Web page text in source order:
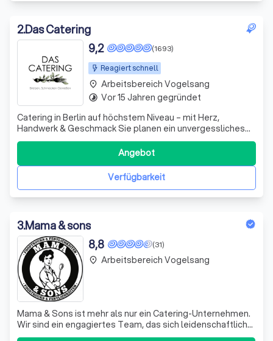
2.Das Catering
Reagiert schnell
(1693)
9,2
Catering in Berlin auf höchstem Niveau – mit Herz,
Handwerk & Geschmack Sie planen ein unvergessliches
Event in Berlin – privat oder geschäftlich? Dann sind Sie
bei das Catering genau richtig! Wir bieten Ihnen einen
professionellen, schnellen und individuellen
Cateringservice – mit einem klaren Fo
Verfügbarkeit
Angebot
place Arbeitsbereich Vogelsang
timelapse Vor 15 Jahren gegründet
3.Mama & sons
(31)
8,8
Mama & Sons ist mehr als nur ein Catering-Unternehmen.
Wir sind ein engagiertes Team, das sich leidenschaftlich
für gutes Essen und hervorragenden Service einsetzt. Mit
place Arbeitsbereich Vogelsang